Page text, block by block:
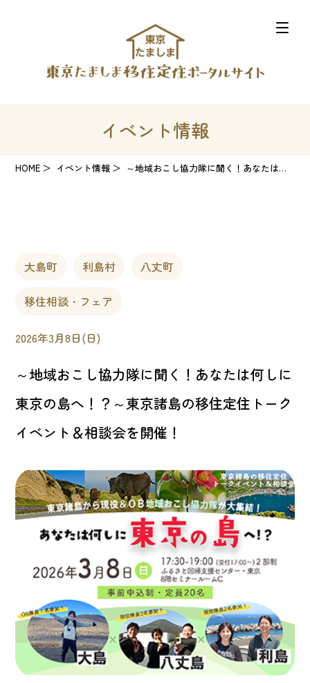
イベント情報
HOME イベント情報 ～地域おこし協力隊に聞く！あなたは何しに東京の島へ！？～東京諸島の移住定住トークイベント＆相談会を開催！
大島町 利島村 八丈町
移住相談・フェア
2026年3月8日(日)
～地域おこし協力隊に聞く！あなたは何しに
東京の島へ！？～東京諸島の移住定住トーク
イベント＆相談会を開催！